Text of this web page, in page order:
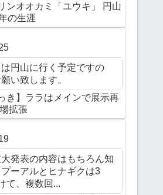
ンオオカミ「ユウキ」 円山
の生涯
円山に行く予定ですの
い致します。
き】ララはメインで展示再
拡張
発表の内容はもちろん知
ーアルとヒナギクは3
て、複数回...